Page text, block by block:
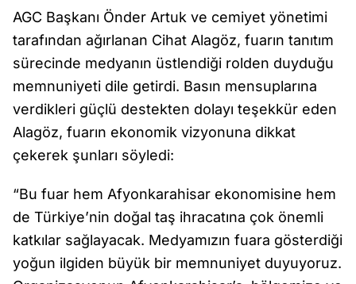
AGC Başkanı Önder Artuk ve cemiyet yönetimi
tarafından ağırlanan Cihat Alagöz, fuarın tanıtım
sürecinde medyanın üstlendiği rolden duyduğu
memnuniyeti dile getirdi. Basın mensuplarına
verdikleri güçlü destekten dolayı teşekkür eden
Alagöz, fuarın ekonomik vizyonuna dikkat
çekerek şunları söyledi:
“Bu fuar hem Afyonkarahisar ekonomisine hem
de Türkiye’nin doğal taş ihracatına çok önemli
katkılar sağlayacak. Medyamızın fuara gösterdiği
yoğun ilgiden büyük bir memnuniyet duyuyoruz.